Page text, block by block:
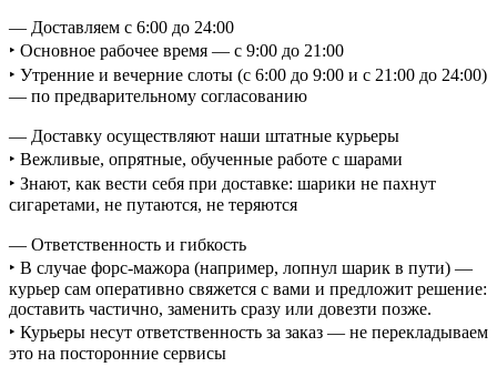
— Доставляем с 6:00 до 24:00
‣ Основное рабочее время — с 9:00 до 21:00
‣ Утренние и вечерние слоты (с 6:00 до 9:00 и с 21:00 до 24:00)
— по предварительному согласованию
— Доставку осуществляют наши штатные курьеры
‣ Вежливые, опрятные, обученные работе с шарами
‣ Знают, как вести себя при доставке: шарики не пахнут
сигаретами, не путаются, не теряются
— Ответственность и гибкость
‣ В случае форс-мажора (например, лопнул шарик в пути) —
курьер сам оперативно свяжется с вами и предложит решение:
доставить частично, заменить сразу или довезти позже.
‣ Курьеры несут ответственность за заказ — не перекладываем
это на посторонние сервисы